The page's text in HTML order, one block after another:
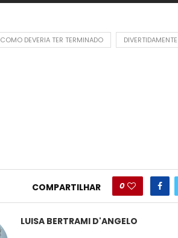
COMO DEVERIA TER TERMINADO DIVERTIDAMENTE
COMPARTILHAR 0
LUISA BERTRAMI D'ANGELO